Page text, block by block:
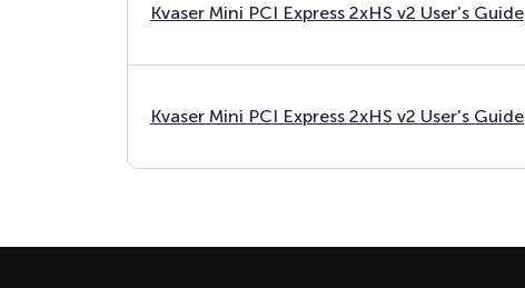
Kvaser Mini PCI Express 2xHS v2 User's Guide
Kvaser Mini PCI Express 2xHS v2 User's Guide